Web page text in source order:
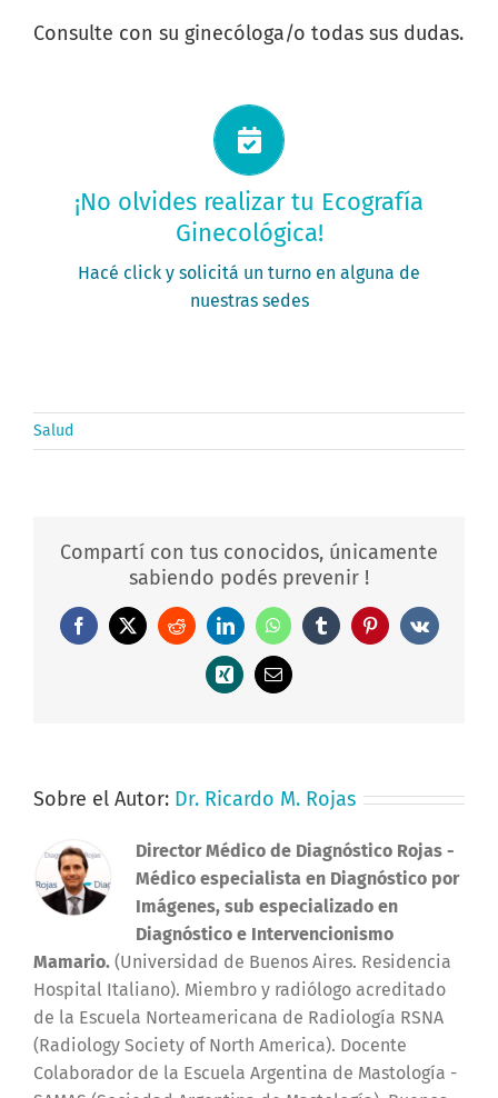
Consulte con su ginecóloga/o todas sus dudas.
¡No olvides realizar tu Ecografía
Ginecológica!
Hacé click y solicitá un turno en alguna de
nuestras sedes
Solicitá tu turno ahora
PEDÍ TU TURNO
Salud
Compartí con tus conocidos, únicamente
sabiendo podés prevenir !
Facebook
X RedditLinkedInWhatsAppTumblrPinterestVk
Xing
Correo
Sobre el Autor: Dr. Ricardo M. Rojas
Director Médico de Diagnóstico Rojas -
Médico especialista en Diagnóstico por
Imágenes, sub especializado en
Diagnóstico e Intervencionismo
Mamario. (Universidad de Buenos Aires. Residencia
Hospital Italiano). Miembro y radiólogo acreditado
de la Escuela Norteamericana de Radiología RSNA
(Radiology Society of North America). Docente
Colaborador de la Escuela Argentina de Mastología -